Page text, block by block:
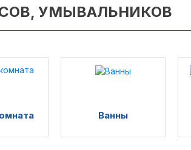
УМЫВАЛЬНИКОВ
Ванны